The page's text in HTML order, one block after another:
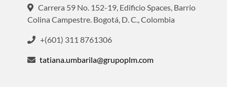
Carrera 59 No. 152-19, Edificio Spaces, Barrio
Colina Campestre. Bogotá, D. C., Colombia
+(601) 311 8761306
tatiana.umbarila@grupoplm.com